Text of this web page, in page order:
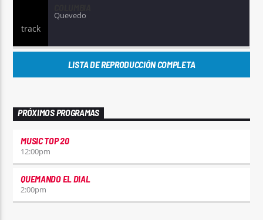
Quevedo
LISTA DE REPRODUCCIÓN COMPLETA
PRÓXIMOS PROGRAMAS
MUSIC TOP 20
12:00pm
QUEMANDO EL DIAL
2:00pm